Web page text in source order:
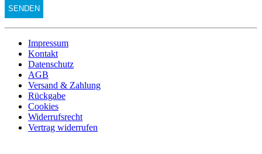
Impressum
Kontakt
Datenschutz
AGB
Versand & Zahlung
Rückgabe
Cookies
Widerrufsrecht
Vertrag widerrufen